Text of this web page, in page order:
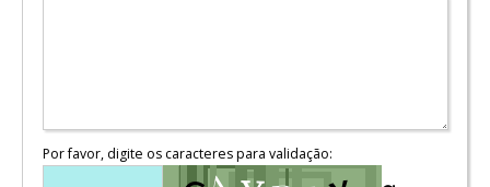
Por favor, digite os caracteres para validação: